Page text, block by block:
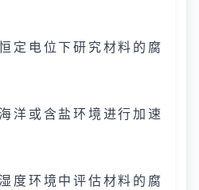
定电位下研究材料的腐
洋或含盐环境进行加速
度环境中评估材料的腐